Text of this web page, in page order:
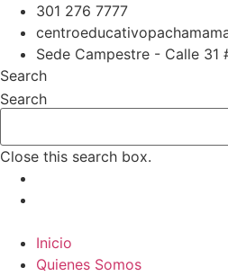
contenido
301 276 7777
Sede Campestre - Calle 31
Search
Search
Close this search box.
Inicio
Quienes Somos